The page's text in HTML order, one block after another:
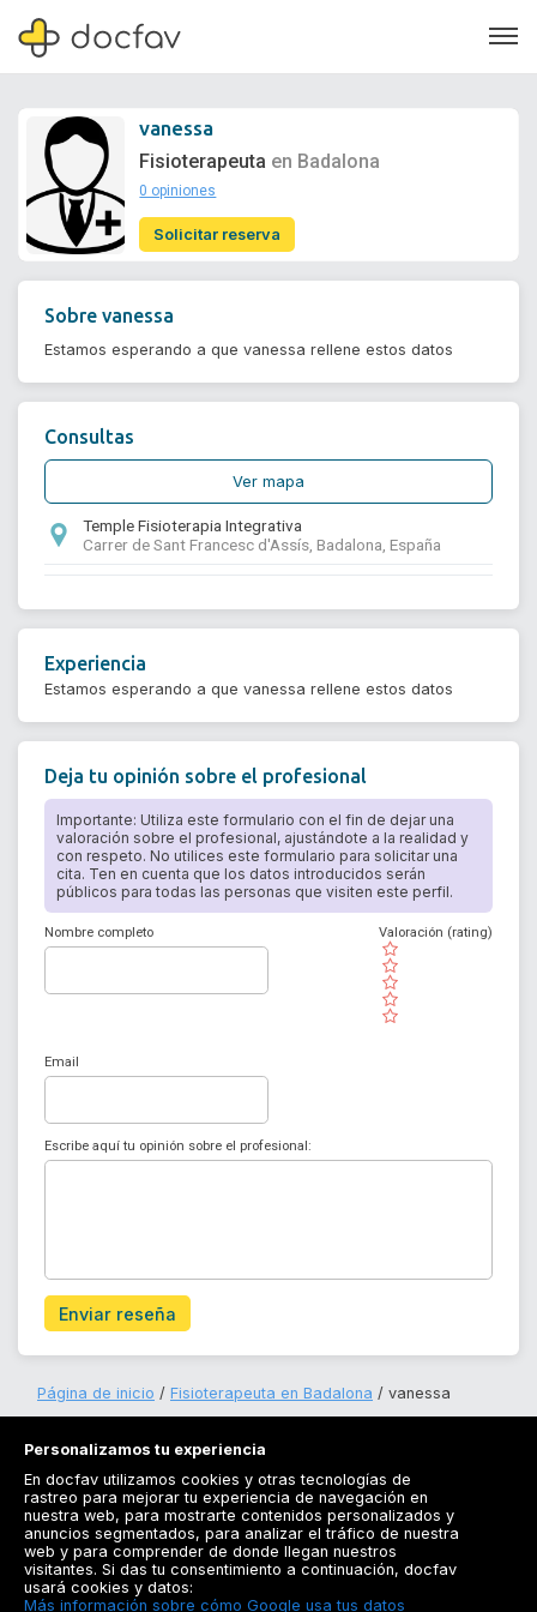
Soporte
vanessa
Fisioterapeuta en Badalona
0 opiniones
Solicitar reserva
Sobrevanessa
Estamos esperando a que vanessa rellene estos datos
Consultas
Ver mapa
Temple Fisioterapia Integrativa
Carrer de Sant Francesc d'Assís, Badalona, España
Experiencia
Estamos esperando a que vanessa rellene estos datos
Deja tu opinión sobre el profesional
Importante: Utiliza este formulario con el fin de dejar una
valoración sobre el profesional, ajustándote a la realidad y
con respeto. No utilices este formulario para solicitar una
cita. Ten en cuenta que los datos introducidos serán
públicos para todas las personas que visiten este perfil.
Nombre completo
( )
( )
( )
( )
( )
Valoración (rating)
Email
Escribe aquí tu opinión sobre el profesional:
Enviar reseña
Página de inicio Fisioterapeuta en Badalona vanessa
Registrarse
Docfav
Personalizamos tu experiencia
En docfav utilizamos cookies y otras tecnologías de
rastreo para mejorar tu experiencia de navegación en
nuestra web, para mostrarte contenidos personalizados y
anuncios segmentados, para analizar el tráfico de nuestra
web y para comprender de donde llegan nuestros
visitantes. Si das tu consentimiento a continuación, docfav
usará cookies y datos:
Más información sobre cómo Google usa tus datos